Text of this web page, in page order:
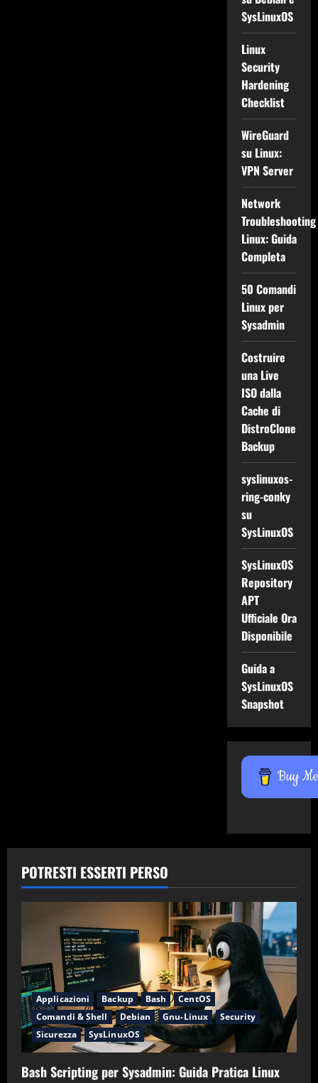
SysLinuxOS
Linux
Security
Hardening
Checklist
WireGuard
su Linux:
VPN Server
Network
Troubleshooting
Linux: Guida
Completa
50 Comandi
Linux per
Sysadmin
Costruire
una Live
ISO dalla
Cache di
DistroClone
Backup
syslinuxos-
ring-conky
su
SysLinuxOS
SysLinuxOS
Repository
APT
Ufficiale Ora
Disponibile
Guida a
SysLinuxOS
Snapshot
Buy
POTRESTI ESSERTI PERSO
Applicazioni Backup Bash
CentOS
Comandi & Shell
Debian Gnu-Linux
Security
Sicurezza
SysLinuxOS
Bash Scripting per Sysadmin: Guida Pratica Linux